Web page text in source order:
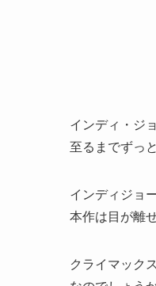
インディ・ジ
至るまでずっ
インディジョ
本作は目が離
クライマック